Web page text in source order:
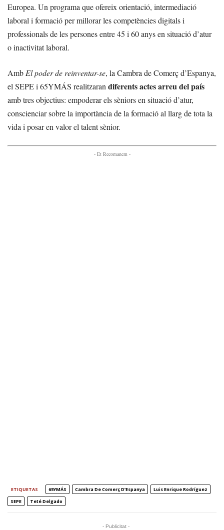
Europea. Un programa que ofereix orientació, intermediació
laboral i formació per millorar les competències digitals i
professionals de les persones entre 45 i 60 anys en situació d’atur
o inactivitat laboral.
AmbEl poder de reinventar-se, la Cambra de Comerç d’Espanya,
el SEPE i 65YMÁS realitzarandiferents actes arreu del país
amb tres objectius: empoderar els sèniors en situació d’atur,
conscienciar sobre la importància de la formació al llarg de tota la
vida i posar en valor el talent sènior.
- Et Recomanem -
ETIQUETAS 65YMÁS Cambra De Comerç D’Espanya
Luis Enrique Rodríguez
SEPE
Teté Delgado
- Publicitat -